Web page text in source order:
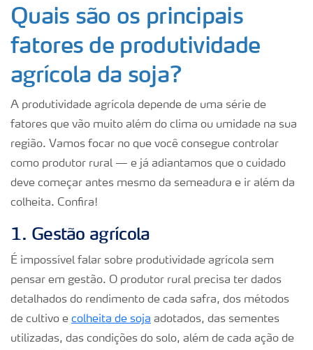
Quais são os principais
fatores de produtividade
agrícola da soja?
A produtividade agrícola depende de uma série de
fatores que vão muito além do clima ou umidade na sua
região. Vamos focar no que você consegue controlar
como produtor rural — e já adiantamos que o cuidado
deve começar antes mesmo da semeadura e ir além da
colheita. Confira!
1. Gestão agrícola
É impossível falar sobre produtividade agrícola sem
pensar em gestão. O produtor rural precisa ter dados
detalhados do rendimento de cada safra, dos métodos
de cultivo e colheita de soja adotados, das sementes
utilizadas, das condições do solo, além de cada ação de